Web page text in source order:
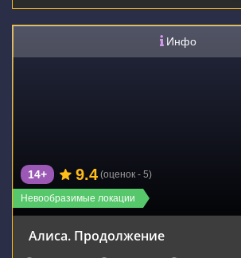
Инфо
Невообразимые локации
14+ 9.4 (оценок - 5)
Алиса. Продолжение